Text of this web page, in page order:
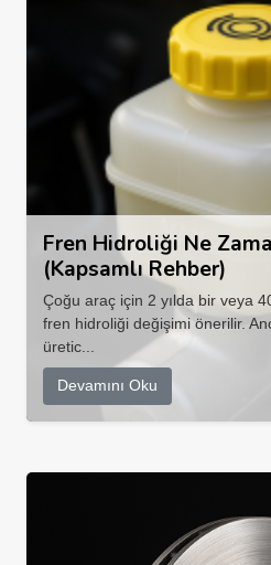
Fren Hidroliği Ne
(Kapsamlı Rehber)
Çoğu araç için 2 yılda bir veya
fren hidroliği değişimi önerilir.
üretic...
Devamını Oku